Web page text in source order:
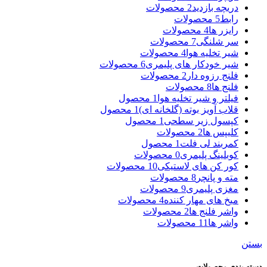
دریچه بازدید2 محصولات
رابط5 محصولات
رایزر ها4 محصولات
سر شلنگی7 محصولات
شیر تخلیه هوا 4 محصولات
شیر خودکار های پلیمری6 محصولات
فلنج رزوه دار 2 محصولات
فلنج ها8 محصولات
فیلتر و شیر تخلیه هوا 1 محصول
قلاب آویز بوته (گلخانه ای)1 محصول
کپسول زیر سطحی 1 محصول
کلیپس ها2 محصولات
کمربند لی فلت 1 محصول
کوبلینگ پلیمری0 محصولات
کور کن های لاستیکی10 محصولات
مته و پانچر 8 محصولات
مغزی پلیمری9 محصولات
میخ های مهار کننده4 محصولات
واشر فلنج ها2 محصولات
واشر ها 11 محصولات
بستن